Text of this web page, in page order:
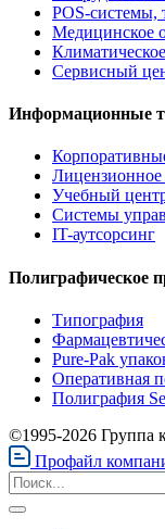
POS-системы,
Медицинское
Сервисный
Информационные
Лицензионное
Учебный
Системы
IT-аутсорсинг
Полиграфическое
Типография
Pure-Pak
Оперативная
Полиграфия
©1995-2026 Группа
Профайл